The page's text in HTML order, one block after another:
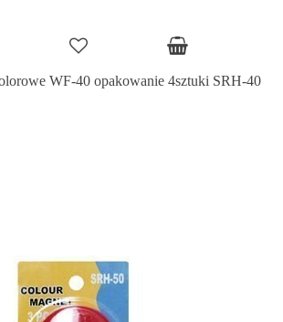
WF-40 opakowanie 4sztuki SRH-40